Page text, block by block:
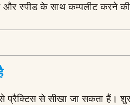
और स्पीड के साथ कम्पलीट करने की
प्रैक्टिस से सीखा जा सकता